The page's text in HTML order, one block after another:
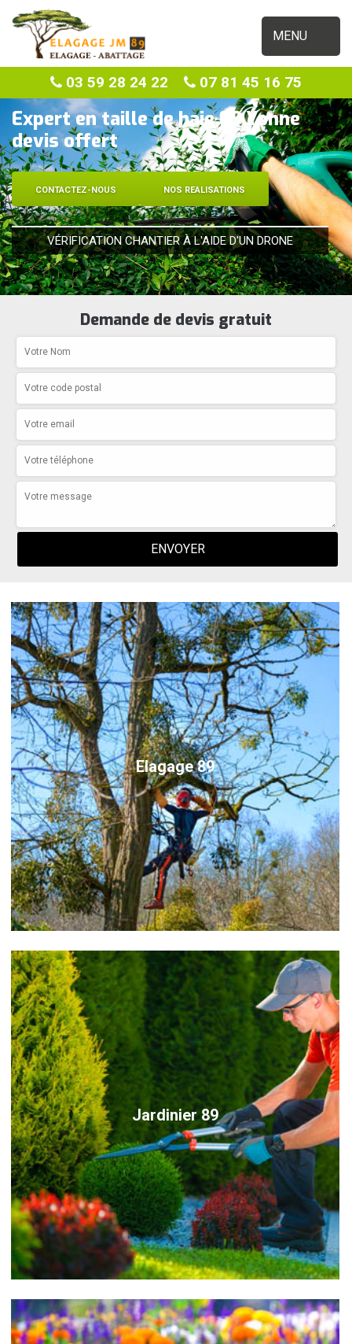
MENU
03 59 28 24 22 07 81 45 16 75
Expert en taille de haie 89 Yonne
devis offert
CONTACTEZ-NOUS NOS REALISATIONS
VÉRIFICATION CHANTIER À L'AIDE D'UN DRONE
Demande de devis gratuit
Elagage 89
Jardinier 89